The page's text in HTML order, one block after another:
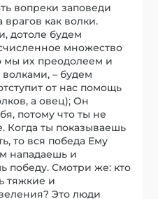
вопреки заповеди
врагов как волки.
дотоле будем
множество
мы их преодолеем и
– будем
от нас помощь
а овец); Он
потому что ты не
Когда ты показываешь
то вся победа Ему
нападаешь и
победу. Смотри же: кто
тяжкие и
Это люди